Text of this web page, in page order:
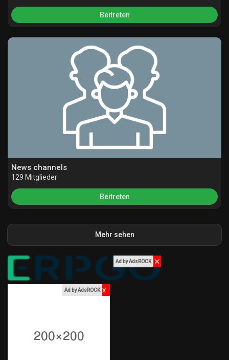
Beitreten
News channels
129 Mitglieder
Beitreten
Mehr sehen
Ad by AdsROCK ✕
Ad by AdsROCK x